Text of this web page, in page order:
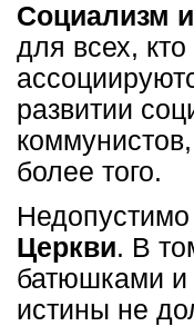
Социализм
для всех,
развитии
более того.
Церкви. В
батюшками и
истины не